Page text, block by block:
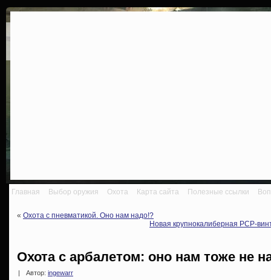
Главная Выбор оружия Охота Карта сайта Полезные ссылки
« Охота с пневматикой. Оно нам надо!?
Новая крупнокалиберная PCP-
Охота с арбалетом: оно нам тоже не
| Автор: ingewarr